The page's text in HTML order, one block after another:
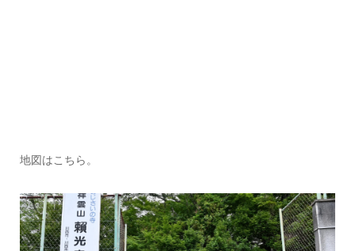
地図はこちら。